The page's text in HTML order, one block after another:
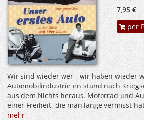
7,95 €
per
Wir sind wieder wer - wir haben wieder
Automobilindustrie entstand nach
aus dem Nichts heraus. Motorrad und
einer Freiheit, die man lange vermisst
mehr